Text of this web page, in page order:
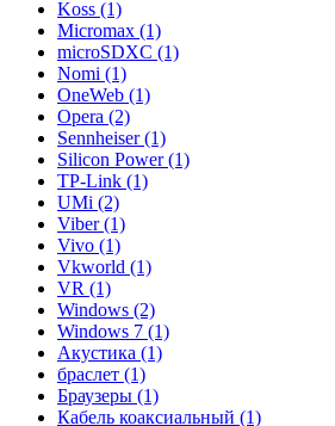
Koss (1)
Micromax (1)
microSDXC (1)
Nomi (1)
OneWeb (1)
Opera (2)
Sennheiser (1)
Silicon Power (1)
TP-Link (1)
UMi (2)
Viber (1)
Vivo (1)
Vkworld (1)
VR (1)
Windows (2)
Windows 7 (1)
Акустика (1)
браслет (1)
Браузеры (1)
Кабель коаксиальный (1)